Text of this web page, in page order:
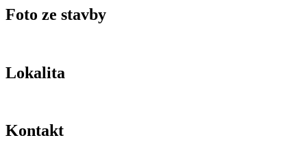
Foto ze stavby
Lokalita
Kontakt